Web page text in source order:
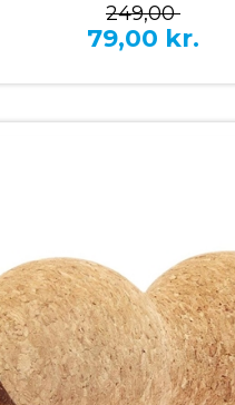
249,00
79,00 kr.